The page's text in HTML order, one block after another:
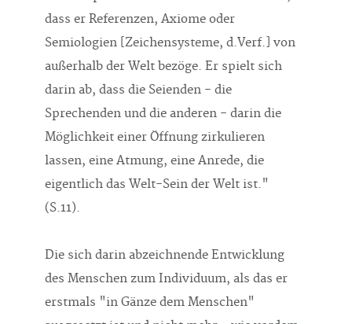
Semiologien [Zeichensysteme, d.Verf.] von
außerhalb der Welt bezöge. Er spielt sich
darin ab, dass die Seienden - die
Sprechenden und die anderen - darin die
Möglichkeit einer Öffnung zirkulieren
lassen, eine Atmung, eine Anrede, die
eigentlich das Welt-Sein der Welt ist."
(S.11).
des Menschen zum Individuum, als das er
erstmals "in Gänze dem Menschen"
ausgesetzt ist und nicht mehr - wie vordem